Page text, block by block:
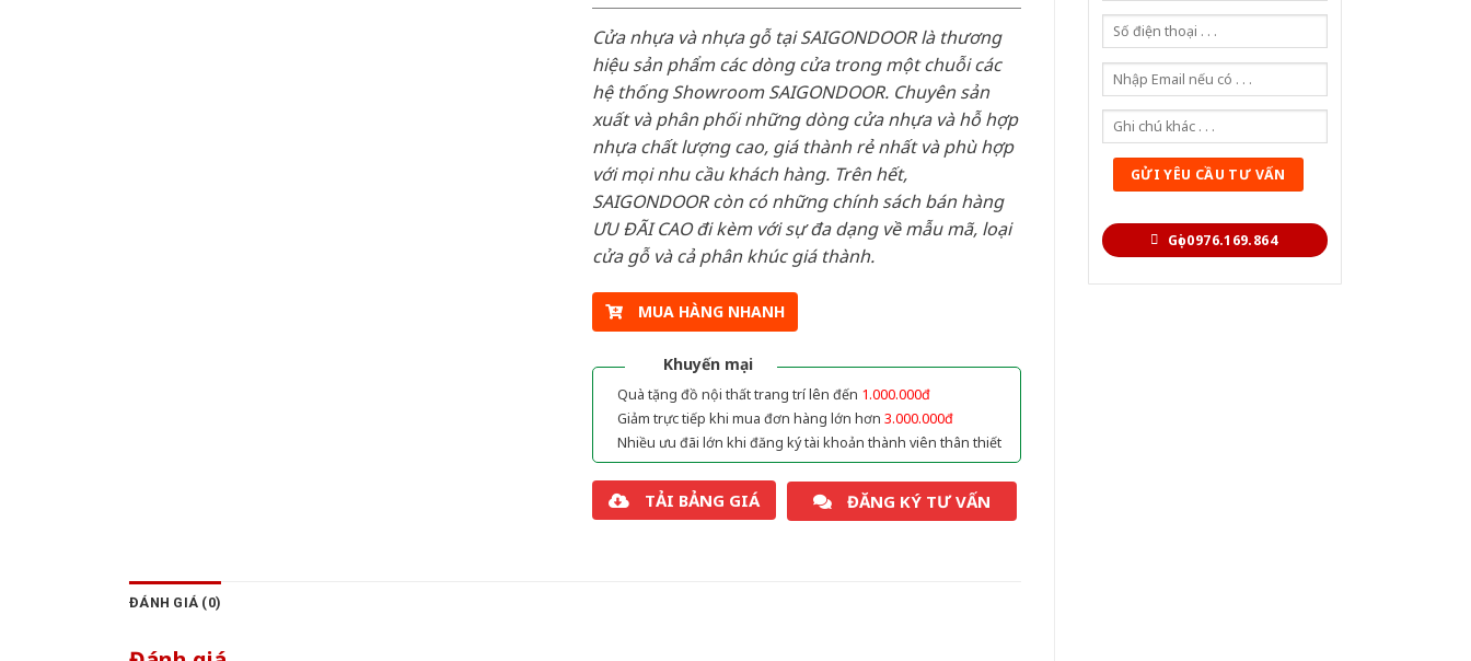
Gọi 0976.169.864
Cửa nhựa và nhựa gỗ tại SAIGONDOOR là thương
hiệu sản phẩm các dòng cửa trong một chuỗi các
hệ thống Showroom SAIGONDOOR. Chuyên sản
xuất và phân phối những dòng cửa nhựa và hỗ hợp
nhựa chất lượng cao, giá thành rẻ nhất và phù hợp
với mọi nhu cầu khách hàng. Trên hết,
SAIGONDOOR còn có những chính sách bán hàng
ƯU ĐÃI CAO đi kèm với sự đa dạng về mẫu mã, loại
cửa gỗ và cả phân khúc giá thành.
MUA HÀNG NHANH
Khuyến mại
Quà tặng đồ nội thất trang trí lên đến 1.000.000đ
Giảm trực tiếp khi mua đơn hàng lớn hơn 3.000.000đ
Nhiều ưu đãi lớn khi đăng ký tài khoản thành viên thân thiết
TẢI BẢNG GIÁ ĐĂNG KÝ TƯ VẤN
ĐÁNH GIÁ (0)